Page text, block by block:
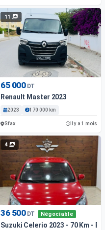
11
65 000 DT
Renault Master 2023
2023 170 000 km
Sfax Il y a 1 mois
4
36 500 DT Négociable
Suzuki Celerio 2023 - 70 Km -